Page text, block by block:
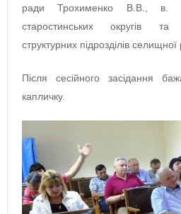
ради Трохименко В.В., в.
старостинських округів та
структурних підрозділів селищної
Після сесійного засідання
капличку.